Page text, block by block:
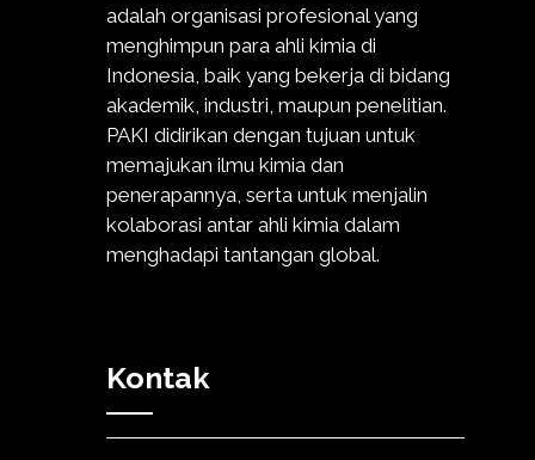
adalah organisasi profesional yang
menghimpun para ahli kimia di
Indonesia, baik yang bekerja di bidang
akademik, industri, maupun penelitian.
PAKI didirikan dengan tujuan untuk
memajukan ilmu kimia dan
penerapannya, serta untuk menjalin
kolaborasi antar ahli kimia dalam
menghadapi tantangan global.
Kontak